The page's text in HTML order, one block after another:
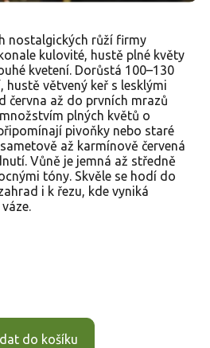
do košíku
nostalgických růží firmy
kulovité, hustě plné květy
kvetení. Dorůstá 100–130
hustě větvený keř s lesklými
června až do prvních mrazů
plných květů o
pivoňky nebo staré
až karmínově červená
Vůně je jemná až středně
tóny. Skvěle se hodí do
i k řezu, kde vyniká